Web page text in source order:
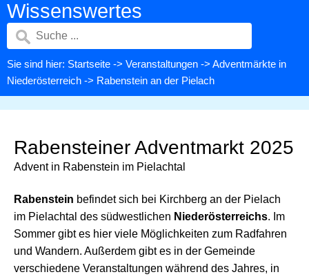
Wissenswertes
Sie sind hier: Startseite -> Veranstaltungen -> Adventmärkte in
Niederösterreich -> Rabenstein an der Pielach
Rabensteiner Adventmarkt 2025
Advent in Rabenstein im Pielachtal
Rabenstein befindet sich bei Kirchberg an der Pielach
im Pielachtal des südwestlichen Niederösterreichs. Im
Sommer gibt es hier viele Möglichkeiten zum Radfahren
und Wandern. Außerdem gibt es in der Gemeinde
verschiedene Veranstaltungen während des Jahres, in